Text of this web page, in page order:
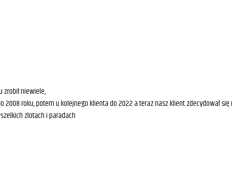
zrobił niewiele,
2008 roku, potem u kolejnego klienta do 2022 a teraz nasz klient zdecydował
zlotach i paradach